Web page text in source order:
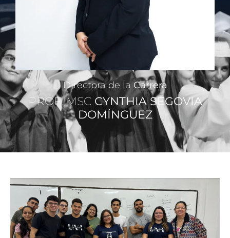
Directora de laCarrera
PROF. MSC CYNTHIA SEGOVIA
DOMÍNGUEZ